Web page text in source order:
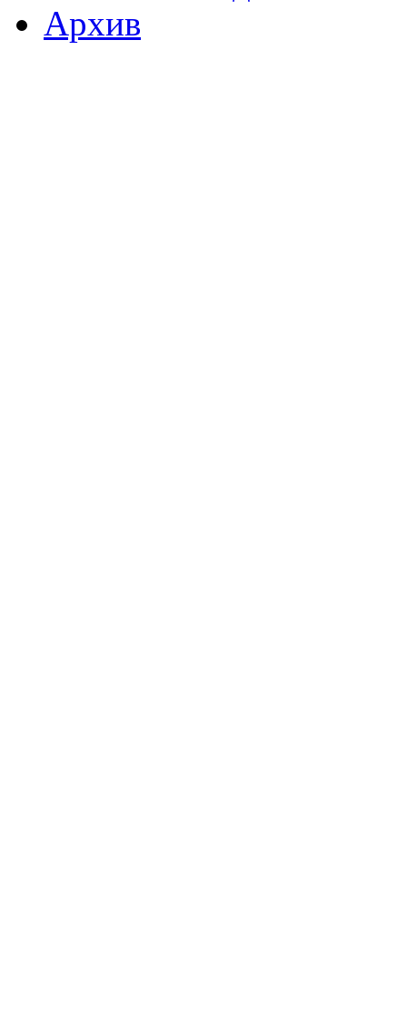
Архив